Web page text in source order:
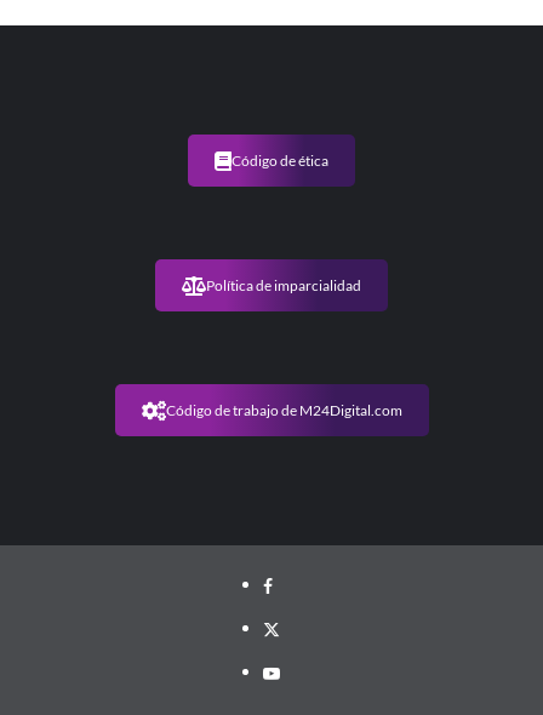
Código de ética
Política de imparcialidad
Código de trabajo de M24Digital.com